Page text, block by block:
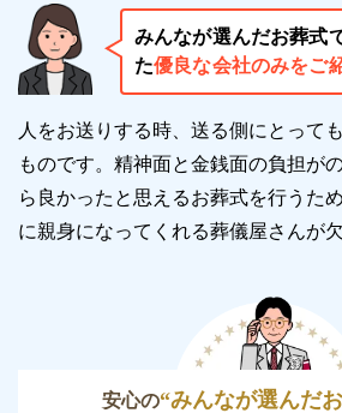
みんなが選んだお葬式
た優良な会社のみをご
人をお送りする時、送る側にとって
ものです。精神面と金銭面の負担が
ら良かったと思えるお葬式を行うた
に親身になってくれる葬儀屋さんが
安心の“みんなが選んだ